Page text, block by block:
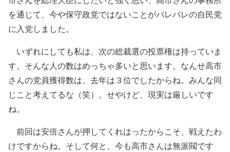
を通じて、今や保守政党ではないことがバレバレの自民党
に入党しました。
いずれにしても私は、次の総裁選の投票権は持っていま
す。そんな人の数はめっちゃ多いと思います。なんせ高市
さんの党員獲得数は、去年は３位でしたからね。みんな同
じこと考えてるな（笑）。せやけど、現実は厳しいです
ね。
前回は安倍さんが押してくれはったからこそ、戦えたわ
けですからね。そして何と、今も高市さんは無派閥です